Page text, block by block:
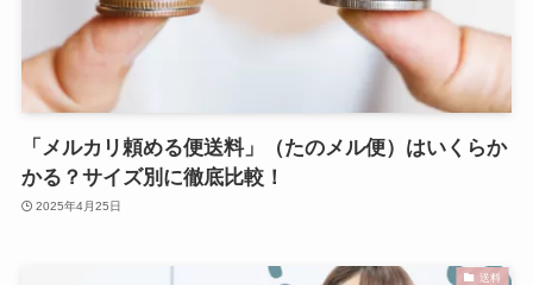
「メルカリ頼める便送料」（たのメル便）はいくらか
かる？サイズ別に徹底比較！
2025年4月25日
送料